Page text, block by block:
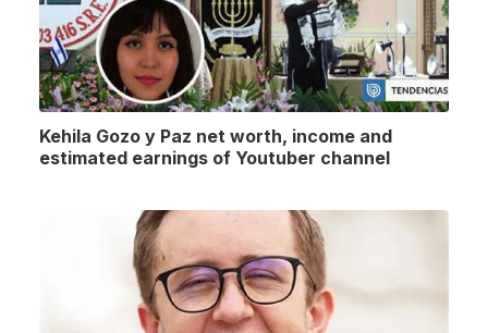
Kehila Gozo y Paz net worth, income and
estimated earnings of Youtuber channel